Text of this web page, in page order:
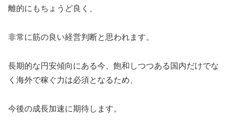
離的にもちょうど良く、
非常に筋の良い経営判断と思われます。
長期的な円安傾向にある今、飽和しつつある国内だけでな
く海外で稼ぐ力は必須となるため、
今後の成長加速に期待します。